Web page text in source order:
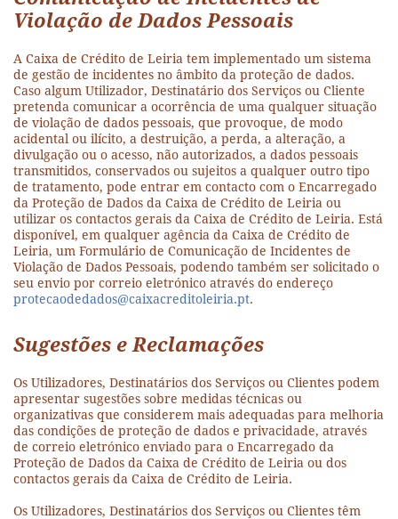
Violação de Dados Pessoais
A Caixa de Crédito de Leiria tem implementado um sistema
de gestão de incidentes no âmbito da proteção de dados.
Caso algum Utilizador, Destinatário dos Serviços ou Cliente
pretenda comunicar a ocorrência de uma qualquer situação
de violação de dados pessoais, que provoque, de modo
acidental ou ilícito, a destruição, a perda, a alteração, a
divulgação ou o acesso, não autorizados, a dados pessoais
transmitidos, conservados ou sujeitos a qualquer outro tipo
de tratamento, pode entrar em contacto com o Encarregado
da Proteção de Dados da Caixa de Crédito de Leiria ou
utilizar os contactos gerais da Caixa de Crédito de Leiria. Está
disponível, em qualquer agência da Caixa de Crédito de
Leiria, um Formulário de Comunicação de Incidentes de
Violação de Dados Pessoais, podendo também ser solicitado o
seu envio por correio eletrónico através do endereço
protecaodedados@caixacreditoleiria.pt.
Sugestões e Reclamações
Os Utilizadores, Destinatários dos Serviços ou Clientes podem
apresentar sugestões sobre medidas técnicas ou
organizativas que considerem mais adequadas para melhoria
das condições de proteção de dados e privacidade, através
de correio eletrónico enviado para o Encarregado da
Proteção de Dados da Caixa de Crédito de Leiria ou dos
contactos gerais da Caixa de Crédito de Leiria.
Os Utilizadores, Destinatários dos Serviços ou Clientes têm